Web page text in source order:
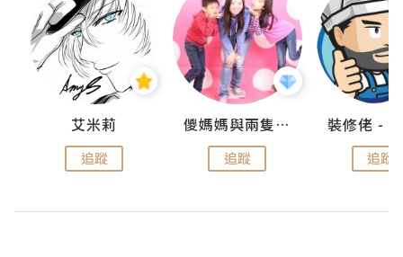
艾米莉
追蹤
儍媽媽與兩隻小魔怪之家
追蹤 追蹤